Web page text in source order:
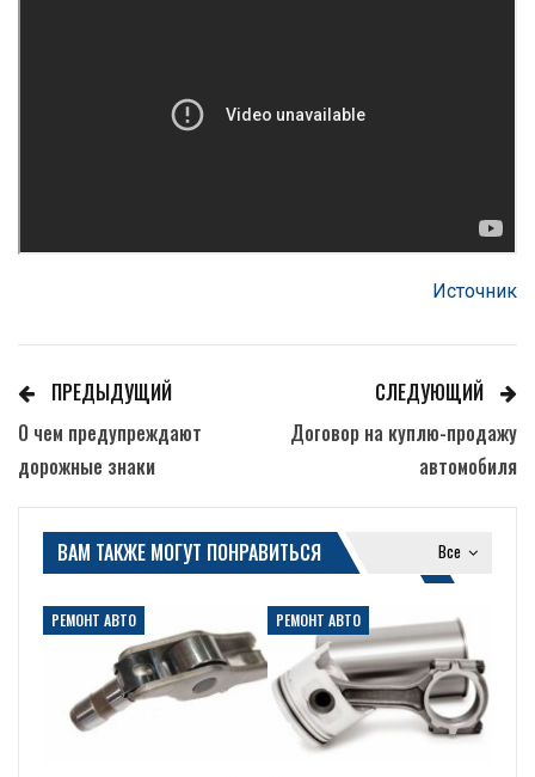
Источник
ПРЕДЫДУЩИЙ
О чем предупреждают
дорожные знаки
СЛЕДУЮЩИЙ
Договор на куплю-продажу
автомобиля
Все
ВАМ ТАКЖЕ МОГУТ ПОНРАВИТЬСЯ
РЕМОНТ АВТО РЕМОНТ АВТО